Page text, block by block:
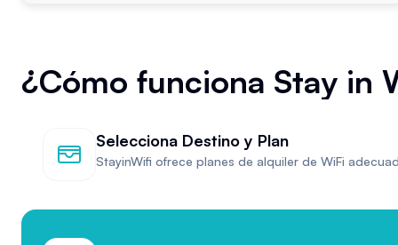
¿Cómo funciona Stay in
Selecciona Destino y Plan
StayinWifi ofrece planes de alquiler de WiFi